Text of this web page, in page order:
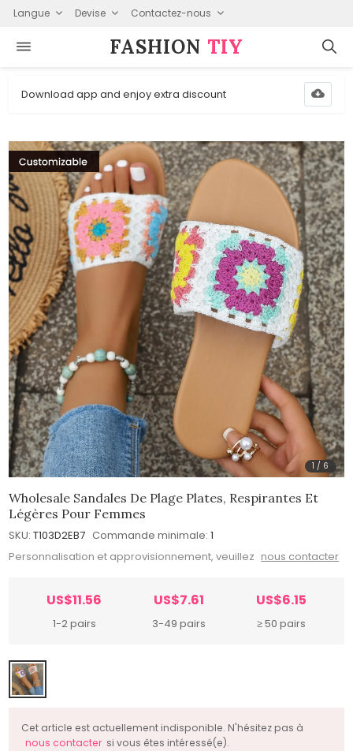
Langue Devise Contactez-nous
FASHION⁠ TIY
Download app and enjoy extra discount
1 / 6
Wholesale Sandales De Plage Plates, Respirantes Et
Légères Pour Femmes
SKU: T103D2EB7 Commande minimale: 1
Personnalisation et approvisionnement, veuillez nous contacter
US$11.56
1-2 pairs
US$7.61
3-49 pairs
US$6.15
≥ 50 pairs
Cet article est actuellement indisponible. N'hésitez pas à
nous contacter si vous êtes intéressé(e).